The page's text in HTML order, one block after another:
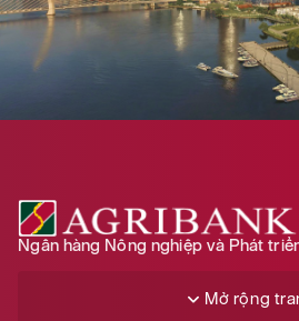
Ngân hàng Nông nghiệp và Phát
Mở rộng